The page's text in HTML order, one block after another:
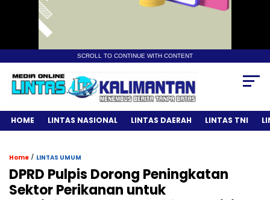
SCROLL TO CONTINUE WITH CONTENT
HOME LINTAS NASIONAL LINTAS DAERAH LINTAS TNI
Home / LINTAS UMUM
DPRD Pulpis Dorong Peningkatan
Sektor Perikanan untuk